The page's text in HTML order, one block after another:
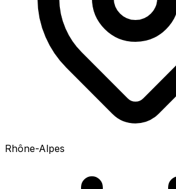
Rhône-Alpes